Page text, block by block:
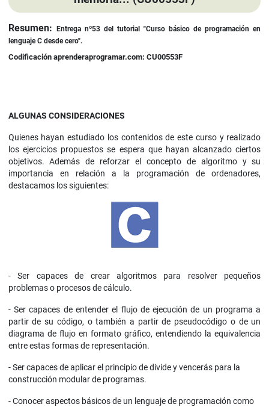
Detalles
Resumen:
Entrega nº53 del tutorial "Curso básico de programación en
lenguaje C desde cero".
Codificación aprenderaprogramar.com: CU00553F
ALGUNAS CONSIDERACIONES
Quienes hayan estudiado los contenidos de este curso y realizado
los ejercicios propuestos se espera que hayan alcanzado ciertos
objetivos. Además de reforzar el concepto de algoritmo y su
importancia en relación a la programación de ordenadores,
destacamos los siguientes:
- Ser capaces de crear algoritmos para resolver pequeños
problemas o procesos de cálculo.
- Ser capaces de entender el flujo de ejecución de un programa a
partir de su código, o también a partir de pseudocódigo o de un
diagrama de flujo en formato gráfico, entendiendo la equivalencia
entre estas formas de representación.
- Ser capaces de aplicar el principio de divide y vencerás para la
construcción modular de programas.
- Conocer aspectos básicos de un lenguaje de programación como